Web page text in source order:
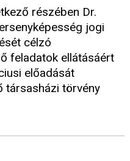
részében Dr.
jogi
célzó
feladatok ellátásáért
előadását
társasházi törvény